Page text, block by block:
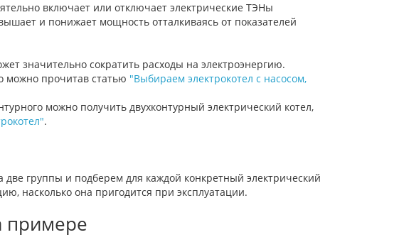
включает или отключает электрические ТЭНы
и понижает мощность отталкиваясь от показателей
значительно сократить расходы на электроэнергию.
можно прочитав статью "Выбираем электрокотел с насосом,
можно получить двухконтурный электрический котел,
.
группы и подберем для каждой конкретный электрический
насколько она пригодится при эксплуатации.
примере